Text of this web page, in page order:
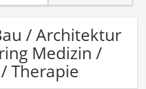
/ Architektur
Medizin /
Therapie